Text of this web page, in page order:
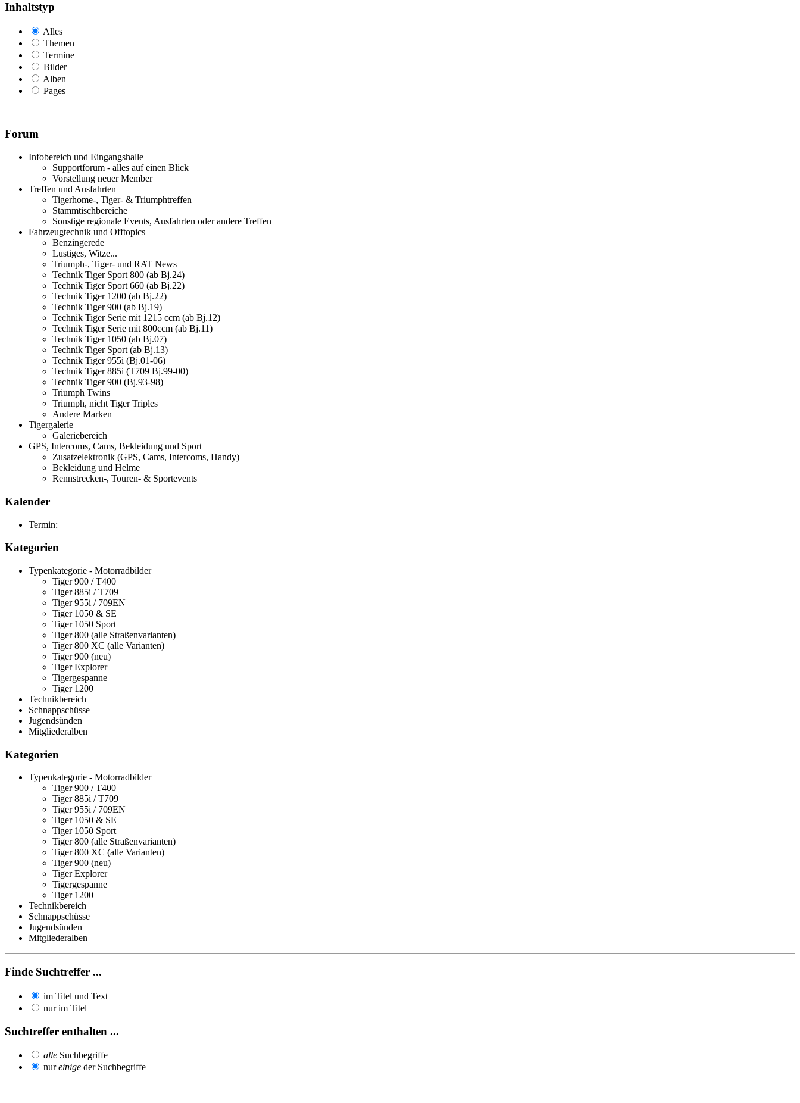
Inhaltstyp
Alles
Themen
Termine
Bilder
Alben
Pages
Forum
Infobereich und Eingangshalle
Supportforum - alles auf einen Blick
Vorstellung neuer Member
Treffen und Ausfahrten
Tigerhome-, Tiger- & Triumphtreffen
Stammtischbereiche
Sonstige regionale Events, Ausfahrten oder andere Treffen
Fahrzeugtechnik und Offtopics
Benzingerede
Lustiges, Witze...
Triumph-, Tiger- und RAT News
Technik Tiger Sport 800 (ab Bj.24)
Technik Tiger Sport 660 (ab Bj.22)
Technik Tiger 1200 (ab Bj.22)
Technik Tiger 900 (ab Bj.19)
Technik Tiger Serie mit 1215 ccm (ab Bj.12)
Technik Tiger Serie mit 800ccm (ab Bj.11)
Technik Tiger 1050 (ab Bj.07)
Technik Tiger Sport (ab Bj.13)
Technik Tiger 955i (Bj.01-06)
Technik Tiger 885i (T709 Bj.99-00)
Technik Tiger 900 (Bj.93-98)
Triumph Twins
Triumph, nicht Tiger Triples
Andere Marken
Tigergalerie
Galeriebereich
GPS, Intercoms, Cams, Bekleidung und Sport
Zusatzelektronik (GPS, Cams, Intercoms, Handy)
Bekleidung und Helme
Rennstrecken-, Touren- & Sportevents
Kalender
Termin:
Kategorien
Typenkategorie - Motorradbilder
Tiger 900 / T400
Tiger 885i / T709
Tiger 955i / 709EN
Tiger 1050 & SE
Tiger 1050 Sport
Tiger 800 (alle Straßenvarianten)
Tiger 800 XC (alle Varianten)
Tiger 900 (neu)
Tiger Explorer
Tigergespanne
Tiger 1200
Technikbereich
Schnappschüsse
Jugendsünden
Mitgliederalben
Kategorien
Typenkategorie - Motorradbilder
Tiger 900 / T400
Tiger 885i / T709
Tiger 955i / 709EN
Tiger 1050 & SE
Tiger 1050 Sport
Tiger 800 (alle Straßenvarianten)
Tiger 800 XC (alle Varianten)
Tiger 900 (neu)
Tiger Explorer
Tigergespanne
Tiger 1200
Technikbereich
Schnappschüsse
Jugendsünden
Mitgliederalben
Finde Suchtreffer ...
im Titel und Text
nur im Titel
Suchtreffer enthalten ...
alle Suchbegriffe
nureinige der Suchbegriffe